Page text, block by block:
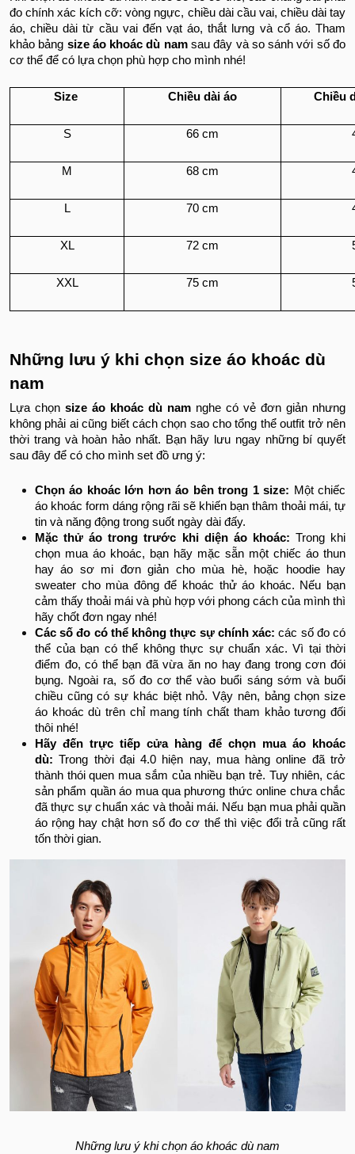
đo chính xác kích cỡ: vòng ngực, chiều dài cầu vai, chiều dài tay
áo, chiều dài từ cầu vai đến vạt áo, thắt lưng và cổ áo. Tham
khảo bảng size áo khoác dù namsau đây và so sánh với số đo
cơ thể để có lựa chọn phù hợp cho mình nhé!
Size Chiều dài áo Chiều
S 66 cm
M 68 cm
L 70 cm
XL 72 cm
XXL 75 cm
Những lưu ý khi chọn size áo khoác dù
nam
Lựa chọn size áo khoác dù nam nghe có vẻ đơn giản nhưng
không phải ai cũng biết cách chọn sao cho tổng thể outfit trở nên
thời trang và hoàn hảo nhất. Bạn hãy lưu ngay những bí quyết
sau đây để có cho mình set đồ ưng ý:
Chọn áo khoác lớn hơn áo bên trong 1 size: Một chiếc
áo khoác form dáng rộng rãi sẽ khiến bạn thâm thoải mái, tự
tin và năng động trong suốt ngày dài đấy.
Mặc thử áo trong trước khi diện áo khoác: Trong khi
chọn mua áo khoác, bạn hãy mặc sẵn một chiếc áo thun
hay áo sơ mi đơn giản cho mùa hè, hoặc hoodie hay
sweater cho mùa đông để khoác thử áo khoác. Nếu bạn
cảm thấy thoải mái và phù hợp với phong cách của mình thì
hãy chốt đơn ngay nhé!
Các số đo có thể không thực sự chính xác: các số đo có
thể của bạn có thể không thực sự chuẩn xác. Vì tại thời
điểm đo, có thể bạn đã vừa ăn no hay đang trong cơn đói
bụng. Ngoài ra, số đo cơ thể vào buổi sáng sớm và buổi
chiều cũng có sự khác biệt nhỏ. Vậy nên, bảng chọn size
áo khoác dù trên chỉ mang tính chất tham khảo tương đối
thôi nhé!
Hãy đến trực tiếp cửa hàng để chọn mua áo khoác
dù:Trong thời đại 4.0 hiện nay, mua hàng online đã trở
thành thói quen mua sắm của nhiều bạn trẻ. Tuy nhiên, các
sản phẩm quần áo mua qua phương thức online chưa chắc
đã thực sự chuẩn xác và thoải mái. Nếu bạn mua phải quần
áo rộng hay chật hơn số đo cơ thể thì việc đổi trả cũng rất
tốn thời gian.
Những lưu ý khi chọn áo khoác dù nam